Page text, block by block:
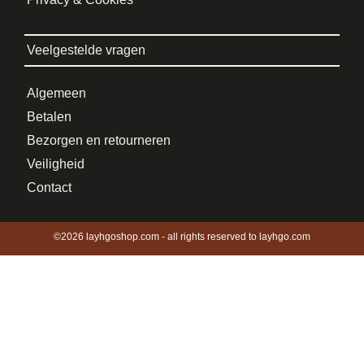
Veelgestelde vragen
Algemeen
Betalen
Bezorgen en retourneren
Veiligheid
Contact
©2026 layhgoshop.com - all rights reserved to layhgo.com